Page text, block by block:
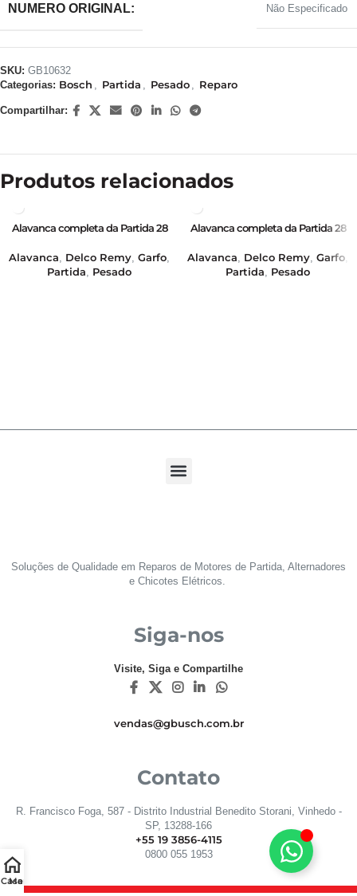
NUMERO ORIGINAL: Não Especificado
SKU: GB10632
Categorias: Bosch Partida Pesado Reparo
Compartilhar:
Produtos relacionados
Alavanca completa da Partida 28
Alavanca, Delco Remy, Garfo,
Partida, Pesado
Alavanca completa da Partida 28
Alavanca, Delco Remy, Garfo,
Partida, Pesado
Soluções de Qualidade em Reparos de Motores de Partida, Alternadores
e Chicotes Elétricos.
Siga-nos
Visite, Siga e Compartilhe
vendas@gbusch.com.br
Contato
R. Francisco Foga, 587 - Distrito Industrial Benedito Storani, Vinhedo -
SP, 13288-166
+55 19 3856-4115
0800 055 1953
Casa
Menu